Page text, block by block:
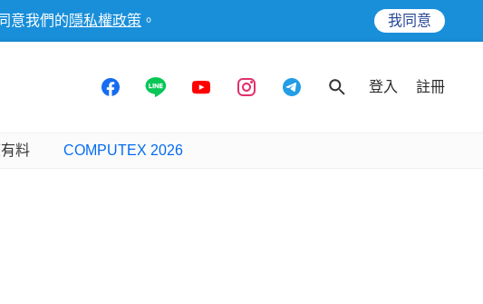
意我們的 隱私權政策 。 我同意
登入 註冊
料 COMPUTEX 2026